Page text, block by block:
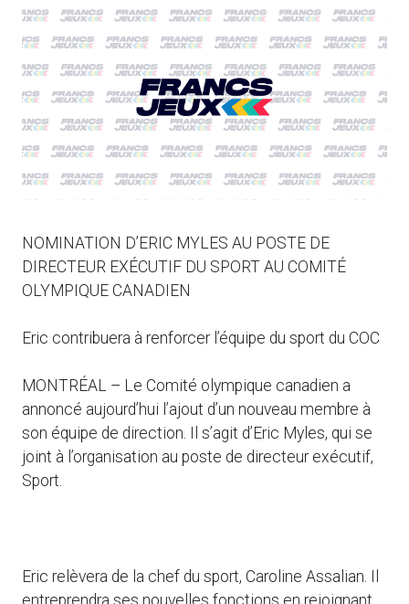
NOMINATION D’ERIC MYLES AU POSTE DE
DIRECTEUR EXÉCUTIF DU SPORT AU COMITÉ
OLYMPIQUE CANADIEN
Eric contribuera à renforcer l’équipe du sport du COC
MONTRÉAL – Le Comité olympique canadien a
annoncé aujourd’hui l’ajout d’un nouveau membre à
son équipe de direction. Il s’agit d’Eric Myles, qui se
joint à l’organisation au poste de directeur exécutif,
Sport.
Eric relèvera de la chef du sport, Caroline Assalian. Il